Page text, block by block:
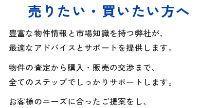
売りたい・買いたい方へ
豊富な物件情報と市場知識を持つ弊社が、
最適なアドバイスとサポートを提供します。
物件の査定から購入・販売の交渉まで、
全てのステップでしっかりサポートします。
お客様のニーズに合ったご提案をし、